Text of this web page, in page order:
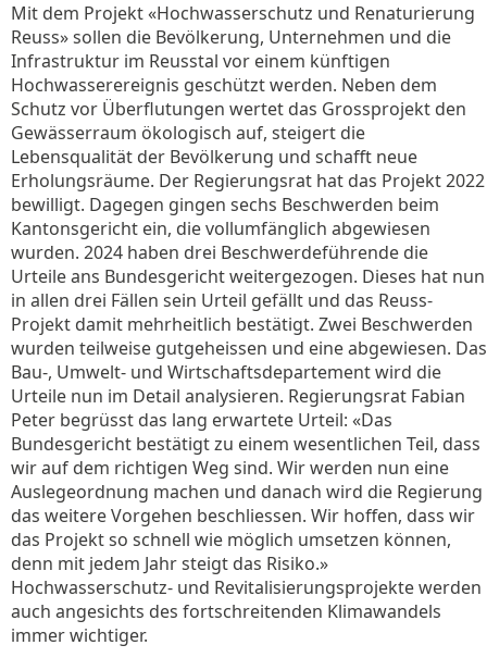
Mit dem Projekt «Hochwasserschutz und Renaturierung
Reuss» sollen die Bevölkerung, Unternehmen und die
Infrastruktur im Reusstal vor einem künftigen
Hochwasserereignis geschützt werden. Neben dem
Schutz vor Überflutungen wertet das Grossprojekt den
Gewässerraum ökologisch auf, steigert die
Lebensqualität der Bevölkerung und schafft neue
Erholungsräume. Der Regierungsrat hat das Projekt 2022
bewilligt. Dagegen gingen sechs Beschwerden beim
Kantonsgericht ein, die vollumfänglich abgewiesen
wurden. 2024 haben drei Beschwerdeführende die
Urteile ans Bundesgericht weitergezogen. Dieses hat nun
in allen drei Fällen sein Urteil gefällt und das Reuss-
Projekt damit mehrheitlich bestätigt. Zwei Beschwerden
wurden teilweise gutgeheissen und eine abgewiesen. Das
Bau-, Umwelt- und Wirtschaftsdepartement wird die
Urteile nun im Detail analysieren. Regierungsrat Fabian
Peter begrüsst das lang erwartete Urteil: «Das
Bundesgericht bestätigt zu einem wesentlichen Teil, dass
wir auf dem richtigen Weg sind. Wir werden nun eine
Auslegeordnung machen und danach wird die Regierung
das weitere Vorgehen beschliessen. Wir hoffen, dass wir
das Projekt so schnell wie möglich umsetzen können,
denn mit jedem Jahr steigt das Risiko.»
Hochwasserschutz- und Revitalisierungsprojekte werden
auch angesichts des fortschreitenden Klimawandels
immer wichtiger.